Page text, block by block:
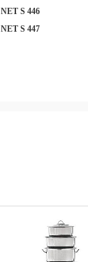
NET S 446
NET S 447